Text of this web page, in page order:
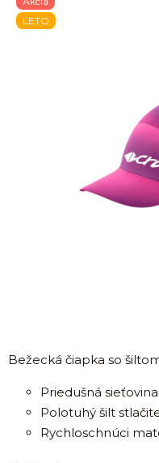
Bežecká čiapka so
Priedušná sieťovina
Polotuhý šilt
Rychloschnúci
0,0
z
LETO